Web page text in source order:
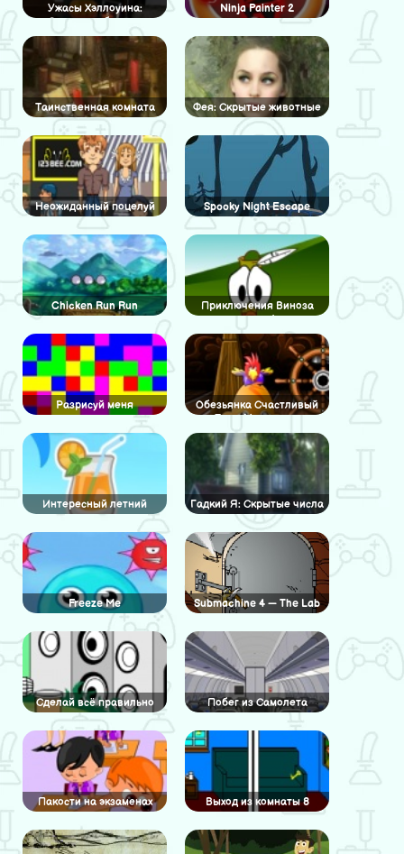
Ужасы Хэллоуина:
Скрытые объекты
Ninja Painter 2
Таинственная комната Фея: Скрытые животные
Неожиданный поцелуй Spooky Night Escape
Chicken Run Run
Приключения Виноза
часть 1
Разрисуй меня
Обезьянка Счастливый
Путь: Маленькие
Обезьянки 3
Интересный летний
квест
Гадкий Я: Скрытые числа
Freeze Me Submachine 4 — The Lab
Сделай всё правильно Побег из Самолета
Пакости на экзаменах Выход из комнаты 8